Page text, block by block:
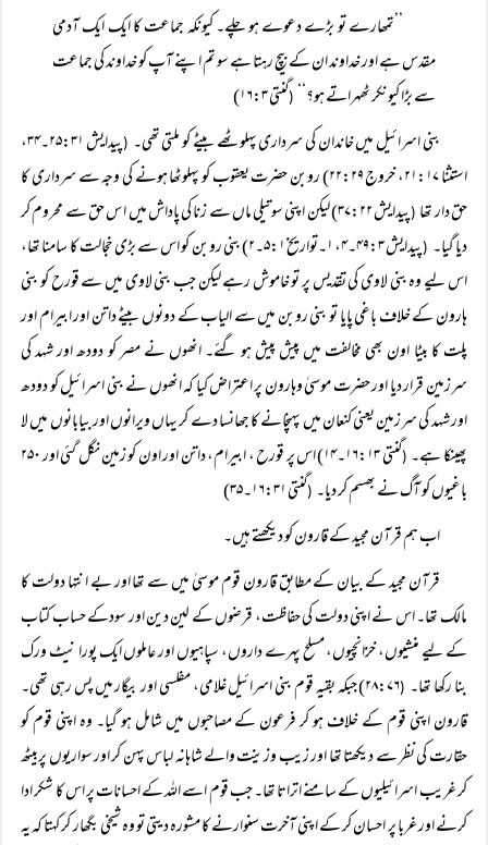
’’تمھارے تو بڑے دعوے ہو چلے۔ کیونکہ جماعت کا ایک ایک آدمی
مقدس ہے اور خداوند ان کے بیچ رہتا ہے سو تم اپنے آپ کو خداوند کی جماعت
سے بڑا کیونکر ٹھہراتے ہو؟‘‘
(گنتی ۱۶:۳)
بنی اسرائیل میں خاندان کی سرداری پہلوٹھے بیٹے کو ملتی تھی۔ (
پیدایش ۲۵:۳۱۔۳۴،
استثنا ۲۱:۱۷، خروج ۲۲:۲۹) روبن حضرت یعقوب کو پہلوٹھا ہونے کی وجہ سے سرداری کا
حق دار تھا (
پیدایش ۳۷:۲۲) لیکن اپنی سوتیلی ماں سے زنا کی پاداش میں ا س حق سے محروم کر
دیا گیا۔ (
پیدایش ۴۹:۳۔۴، ۱۔تواریخ ۵:۱۔۲) بنی روبن کو اس سے بڑی خجالت کا سامنا تھا،
اس لیے وہ بنی لاوی کی تقدیس پر تو خاموش رہے لیکن جب بنی لاوی میں سے قورح کو بنی
ہارون کے خلاف باغی پایا تو بنی روبن میں سے الیاب کے دونوں بیٹے داتن اور ابیرام اور
پلت کا بیٹا اون بھی مخالفت میں پیش پیش ہو گئے۔ انھوں نے مصر کو دودھ اور شہد کی
سرزمین قرار دیا اور حضرت موسیٰ وہارون پر اعتراض کیا کہ انھوں نے بنی اسرائیل کو دودھ
اور شہد کی سرزمین یعنی کنعان میں پہنچانے کا جھانسا دے کر یہاں ویرانوں اور بیابانوں میں لا
پھینکا ہے۔ (
گنتی ۱۶:۱۳۔۱۴) اس پر قورح ، ابیرام، داتن اور اون کو زمین نگل گئی اور ۲۵۰
باغیوں کو آگ نے بھسم کر دیا۔ (گنتی ۱۶:۳۱۔۳۵)
اب ہم قرآن مجید کے قارون کو دیکھتے ہیں۔
قرآن مجید کے بیان کے مطابق قارون قوم موسیٰ میں سے تھا اور بے انتہا دولت کا
مالک تھا۔ اس نے اپنی دولت کی حفاظت، قرضوں کے لین دین اور سودکے حساب کتاب
کے لیے منشیوں، خزانچیوں، مسلح پہرے داروں، سپاہیوں اور عاملوں ایک پورا نیٹ ورک
بنا رکھا تھا۔ (
۲۸:۷۶) جبکہ بقیہ قوم بنی اسرائیل غلامی، مفلسی اور بیگار میں پس رہی تھی۔
قارون اپنی قوم کے خلاف ہو کر فرعون کے مصاحبوں میں شامل ہو گیا۔ وہ اپنی قوم کو
حقارت کی نظر سے دیکھتا تھا اور زیب وزینت والے شاہانہ لباس پہن کر اور سواریوں پربیٹھ
کر غریب اسرائیلیوں کے سامنے اتراتا تھا۔ جب قوم اسے اللہ کے احسانات پر اس کا شکر ادا
کرنے اور غربا پر احسان کر کے اپنی آخرت سنوارنے کا مشورہ دیتی تو وہ شیخی بگھار کر کہتا کہ یہ